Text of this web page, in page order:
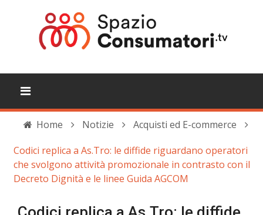
Home Notizie
Acquisti ed E-commerce
Codici replica a As.Tro: le diffide riguardano operatori
che svolgono attività promozionale in contrasto con il
Decreto Dignità e le linee Guida AGCOM